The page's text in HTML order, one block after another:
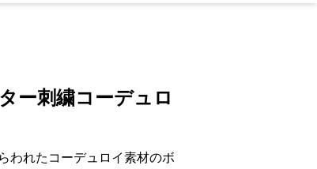
ー刺繍コーデュロ
われたコーデュロイ素材のボ